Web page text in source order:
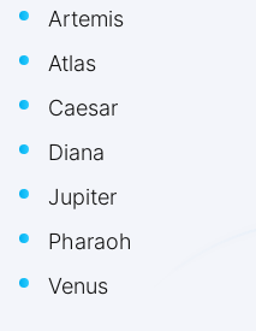
Artemis
Atlas
Caesar
Diana
Jupiter
Pharaoh
Venus